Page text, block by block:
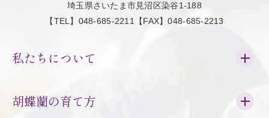
埼玉県さいたま市見沼区染谷1-188
【TEL】048-685-2211【FAX】048-685-2213
私たちについて
胡蝶蘭の育て方